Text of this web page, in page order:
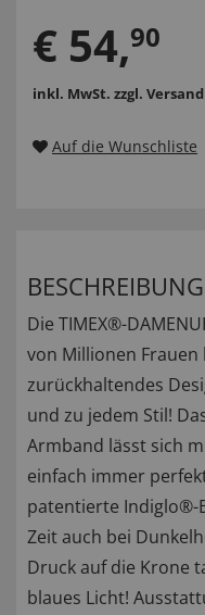
€ 54,90
inkl. MwSt. zzgl. Versand
Auf die Wunschliste
BESCHREIBUNG
Die TIMEX®-
von Millionen
zurückhaltendes
und zu jedem Stil!
Armband lässt sich
einfach immer
patentierte Indiglo®-
Zeit auch bei
Druck auf die Krone
blaues Licht!